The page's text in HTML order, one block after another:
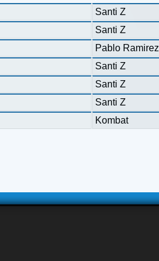
Santi Z
Santi Z
Pablo Ramirez
Santi Z
Santi Z
Santi Z
Kombat